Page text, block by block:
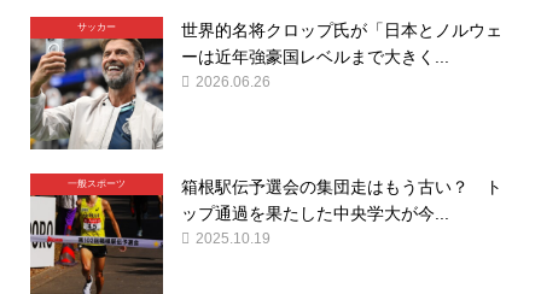
サッカー
世界的名将クロップ氏が「日本とノルウェ
ーは近年強豪国レベルまで大きく...
2026.06.26
一般スポーツ
箱根駅伝予選会の集団走はもう古い？ ト
ップ通過を果たした中央学大が今...
2025.10.19